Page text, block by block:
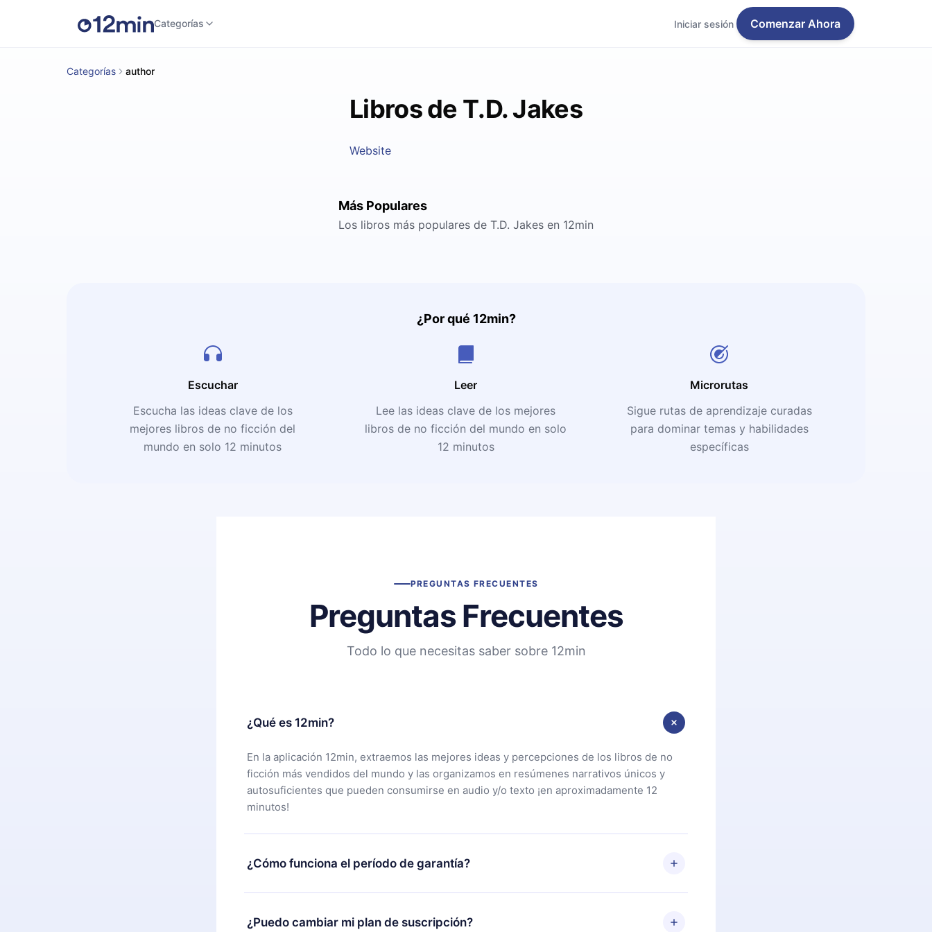
Categorías Iniciar sesión Comenzar Ahora
Categorías author
Libros de T.D. Jakes
Website
Más Populares
Los libros más populares de T.D. Jakes en 12min
¿Por qué 12min?
Escuchar
Escucha las ideas clave de los
mejores libros de no ficción del
mundo en solo 12 minutos
Leer
Lee las ideas clave de los mejores
libros de no ficción del mundo en solo
12 minutos
Microrutas
Sigue rutas de aprendizaje curadas
para dominar temas y habilidades
específicas
PREGUNTAS FRECUENTES
Preguntas Frecuentes
Todo lo que necesitas saber sobre 12min
¿Qué es 12min?
En la aplicación 12min, extraemos las mejores ideas y percepciones de los libros de no
ficción más vendidos del mundo y las organizamos en resúmenes narrativos únicos y
autosuficientes que pueden consumirse en audio y/o texto ¡en aproximadamente 12
minutos!
¿Cómo funciona el período de garantía?
Puedes descargar nuestra aplicación y comenzar a disfrutar de nuestra biblioteca. Si por
alguna razón no estás satisfecho con nuestra plataforma, simplemente contacta a
¿Puedo cambiar mi plan de suscripción?